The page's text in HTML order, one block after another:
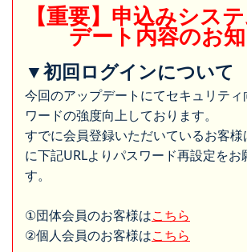
【重要】申込みシス
デート内容のお
▼初回ログインについて
今回のアップデートにてセキュリティ
ワードの強度向上しております。
すでに会員登録いただいているお客
に下記URLよりパスワード再設定をお
す。
①団体会員のお客様はこちら
②個人会員のお客様はこちら